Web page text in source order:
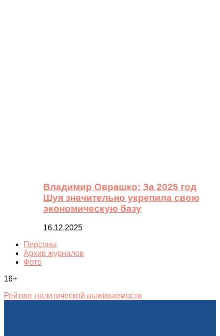
Владимир Оврашко: За 2025 год
Шуя значительно укрепила свою
экономическую базу
16.12.2025
Персоны
Архив журналов
Фото
16+
Рейтинг политической выживаемости